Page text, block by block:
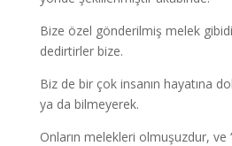
Bize özel gönderilmiş melek
dedirtirler bize.
Biz de bir çok insanın hayatına
ya da bilmeyerek.
Onların melekleri olmuşuzdur, ve